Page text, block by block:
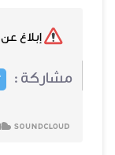
مشاركة :